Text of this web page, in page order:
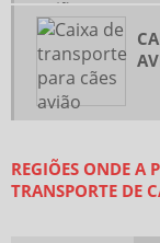
REGIÕES ONDE A
TRANSPORTE DE